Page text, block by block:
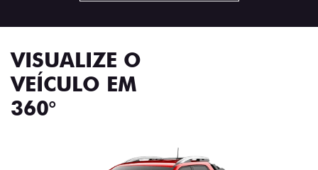
VISUALIZE O
VEÍCULO EM
360°